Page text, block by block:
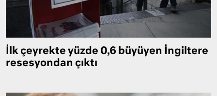
İlk çeyrekte yüzde 0,6 büyüyen İngiltere
resesyondan çıktı